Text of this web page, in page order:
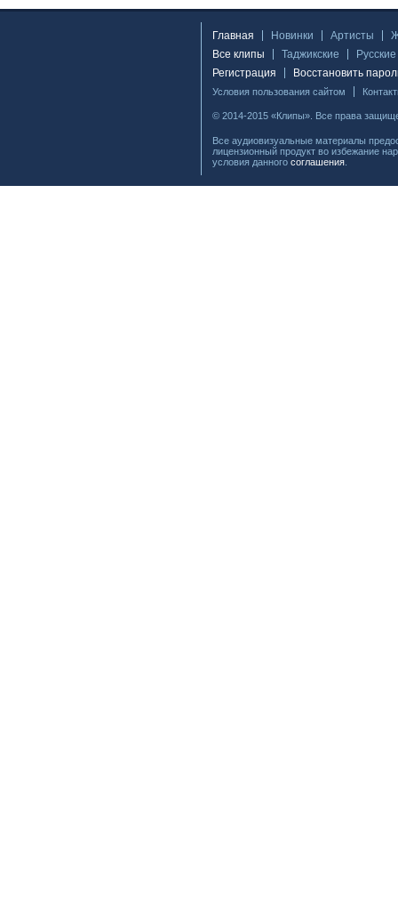
Главная Новинки Артисты
Все клипы
Таджикские
Русские
Регистрация
Восстановить
Условия пользования сайтом
© 2014-2015 «Клипы». Все права
Все аудиовизуальные материалы
лицензионный продукт во избежание
условия данного соглашения